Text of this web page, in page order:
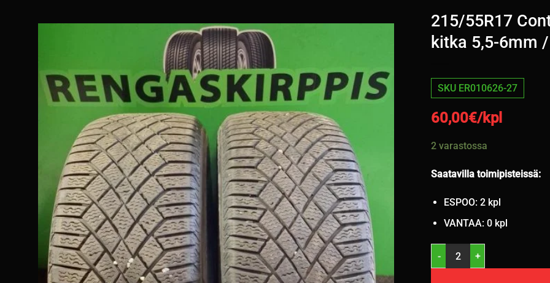
215/55R17
kitka 5,5-6mm
SKU ER010626-27
60,00€/kpl
2 varastossa
Saatavilla toimipisteissä:
ESPOO: 2 kpl
VANTAA: 0 kpl
215/55R17 Continental